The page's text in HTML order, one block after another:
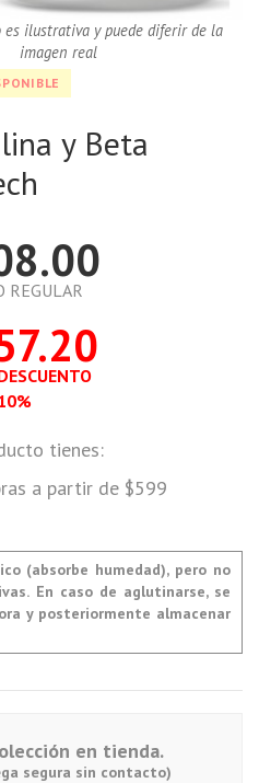
es ilustrativa y puede diferir de la
imagen real
y Beta
REGULAR
tienes:
a partir de $599
(absorbe humedad), pero no
En caso de aglutinarse, se
y posteriormente almacenar
en tienda.
segura sin contacto)